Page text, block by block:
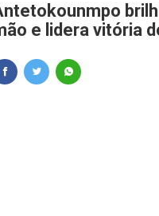
e lidera vitória